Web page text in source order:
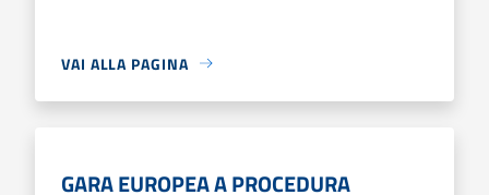
VAI ALLA PAGINA
GARA EUROPEA A PROCEDURA